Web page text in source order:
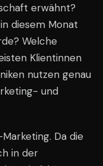
erwähnt?
diesem Monat
Welche
Klientinnen
nutzen genau
und
Da die
in der